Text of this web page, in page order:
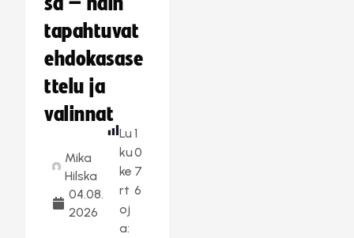
tapahtuvat
ehdokasase
ttelu ja
valinnat
Mika
Hilska
04.08.
2026
Lu
ku
ke
rt
oj
a:
1
0
7
6